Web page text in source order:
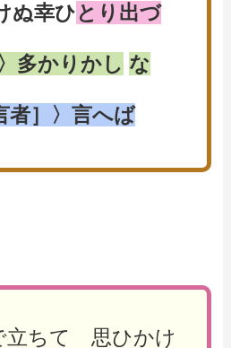
ぬ幸ひとり出づ
多かりかし な
者］〉言へば
立ちて 思ひかけ